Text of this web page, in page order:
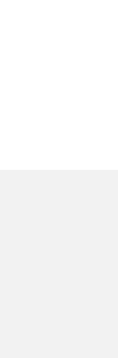
I huvudmenyn